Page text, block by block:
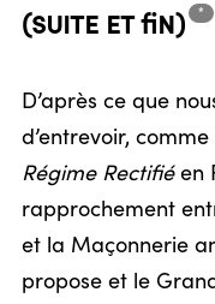
(suite etfin) *
D’après ce que
d’entrevoir,
Régime Rectifiéen
rapprochement
et la Maçonnerie
propose et le